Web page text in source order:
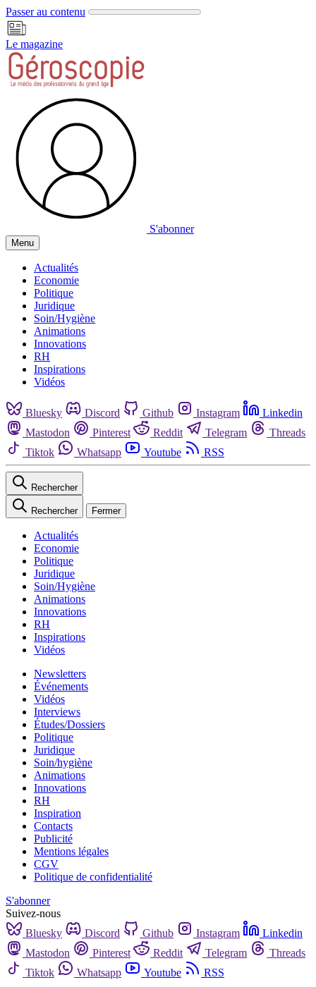
Passer au contenu
Le magazine
S'abonner
Menu
Actualités
Economie
Politique
Juridique
Soin/Hygiène
Animations
Innovations
RH
Inspirations
Vidéos
Bluesky Discord Github Instagram
Linkedin
Mastodon
Pinterest Reddit Telegram
Threads
Tiktok
Whatsapp Youtube RSS
Rechercher
Rechercher Fermer
Actualités
Economie
Politique
Juridique
Soin/Hygiène
Animations
Innovations
RH
Inspirations
Vidéos
Newsletters
Événements
Vidéos
Interviews
Études/Dossiers
Politique
Juridique
Soin/hygiène
Animations
Innovations
RH
Inspiration
Contacts
Publicité
Mentions légales
CGV
Politique de confidentialité
S'abonner
Suivez-nous
Bluesky
Discord Github Instagram
Linkedin
Mastodon
Pinterest Reddit Telegram
Threads
Tiktok
Whatsapp Youtube
RSS
Panneau de gestion des cookies